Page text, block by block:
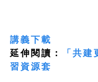
講義下載
延伸閱讀：
「共
習資源套